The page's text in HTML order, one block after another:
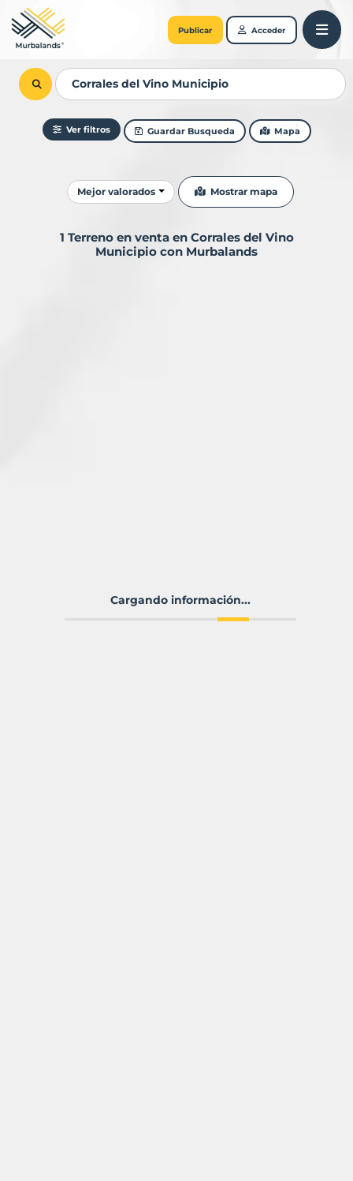
Publicar Acceder
Ver filtros Guardar Busqueda Mapa
Ordenar resultados
Mejor valorados Mostrar mapa
1 Terreno en venta en Corrales del Vino
Municipio con Murbalands
Cargando información...